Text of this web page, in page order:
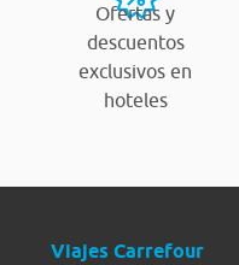
Ofertas y
descuentos
exclusivos en
hoteles
Viajes Carrefour